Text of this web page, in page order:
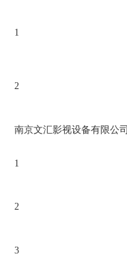
1
2
南京文汇影视设备有限公司
1
2
3